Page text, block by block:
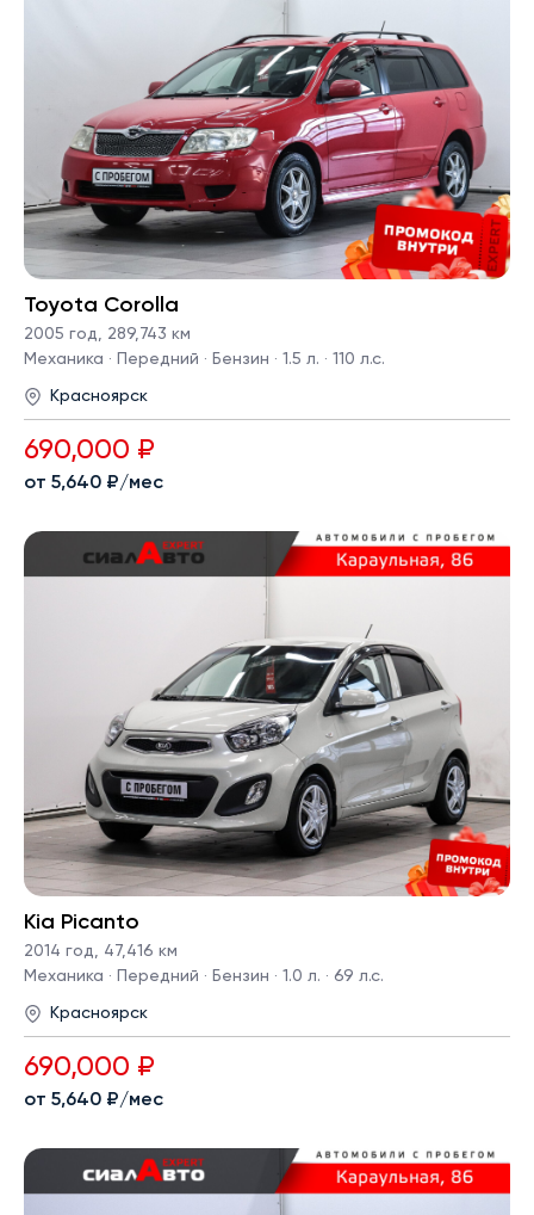
Toyota Corolla
2005 год, 289,743 км
Механика · Передний · Бензин · 1.5 л. · 110 л.с.
Красноярск
690,000 ₽
от 5,640 ₽/мес
Kia Picanto
2014 год, 47,416 км
Механика · Передний · Бензин · 1.0 л. · 69 л.с.
Красноярск
690,000 ₽
от 5,640 ₽/мес